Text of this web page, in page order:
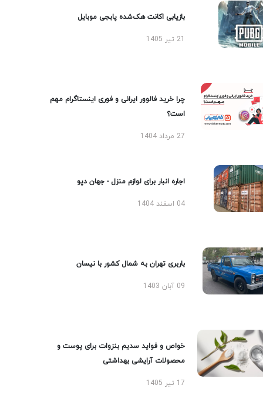
بازیابی اکانت هک‌شده پابجی موبایل
چرا خرید فالوور ایرانی و فوری اینستاگرام مهم
است؟
27 مرداد 1404
اجاره انبار برای لوازم منزل - جهان دپو
04 اسفند 1404
باربری تهران به شمال کشور با نیسان
09 آبان 1403
خواص و فواید سدیم بنزوات برای پوست و
محصولات آرایشی بهداشتی
17 تیر 1405